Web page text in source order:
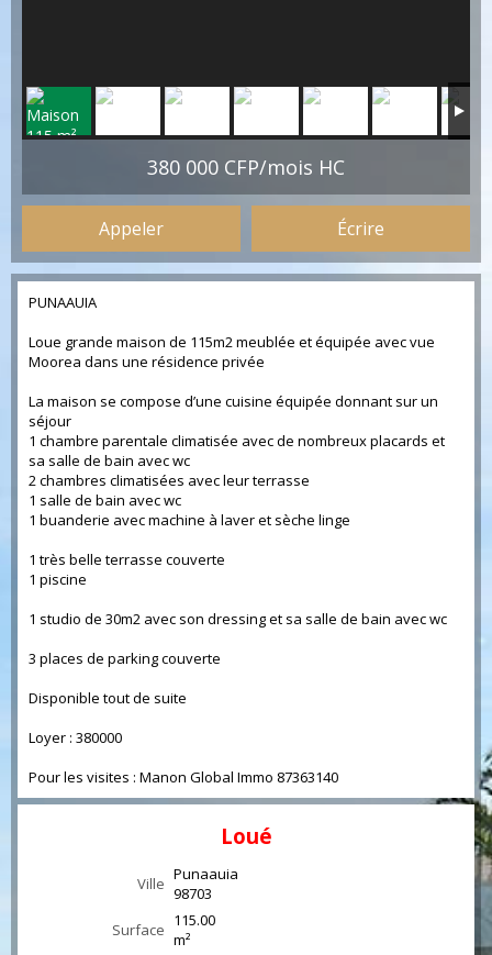
380 000 CFP/mois HC
Appeler Écrire
PUNAAUIA
Loue grande maison de 115m2 meublée et équipée avec vue
Moorea dans une résidence privée
La maison se compose d’une cuisine équipée donnant sur un
séjour
1 chambre parentale climatisée avec de nombreux placards et
sa salle de bain avec wc
2 chambres climatisées avec leur terrasse
1 salle de bain avec wc
1 buanderie avec machine à laver et sèche linge
1 très belle terrasse couverte
1 piscine
1 studio de 30m2 avec son dressing et sa salle de bain avec wc
3 places de parking couverte
Disponible tout de suite
Loyer : 380000
Pour les visites : Manon Global Immo 87363140
Loué
Ville Punaauia
98703
Surface 115.00
m²